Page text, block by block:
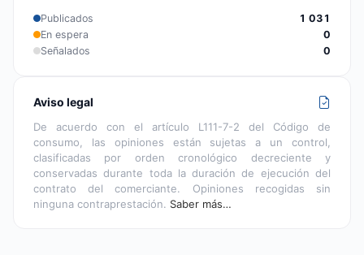
Publicados
1 031
En espera
0
Señalados
0
Aviso legal
De acuerdo con el artículo L111-7-2 del Código de
consumo, las opiniones están sujetas a un control,
clasificadas por orden cronológico decreciente y
conservadas durante toda la duración de ejecución del
contrato del comerciante. Opiniones recogidas sin
ninguna contraprestación. Saber más…